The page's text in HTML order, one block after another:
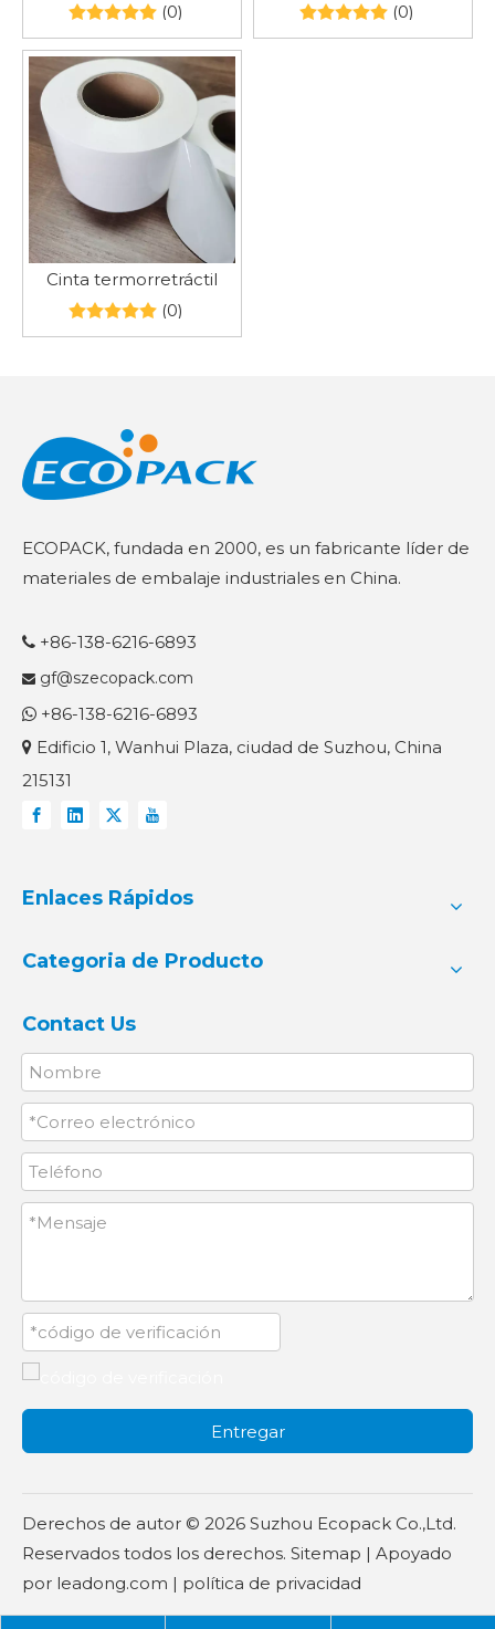
(0)
(0)
Cinta termorretráctil
(0)
ECOPACK, fundada en 2000, es un fabricante líder de
materiales de embalaje industriales en China.
 +86-138-6216-6893
 gf@szecopack.com
 +86-138-6216-6893
 Edificio 1, Wanhui Plaza, ciudad de Suzhou, China
215131
Enlaces Rápidos
Categoria de Producto
Contact Us
Entregar
Derechos de autor © 2026 Suzhou Ecopack Co.,Ltd.
Reservados todos los derechos. Sitemap | Apoyado
por leadong.com | política de privacidad